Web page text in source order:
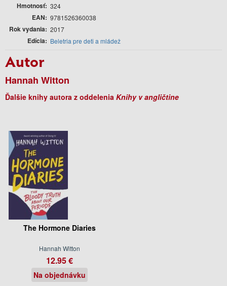
Hmotnosť 324
EAN 9781526360038
Rok vydania 2017
Edícia Beletria pre deti a mládež
Autor
Hannah Witton
Ďalšie knihy autora z oddelenia Knihy v angličtine
The Hormone Diaries
Hannah Witton
12.95 €
Na objednávku